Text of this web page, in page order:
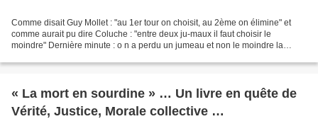
Comme disait Guy Mollet : "au 1er tour on choisit, au 2ème on élimine" et
comme aurait pu dire Coluche : "entre deux ju-maux il faut choisir le
moindre" Dernière minute : o n a perdu un jumeau et non le moindre la
« La mort en sourdine » … Un livre en quête de
Vérité, Justice, Morale collective …